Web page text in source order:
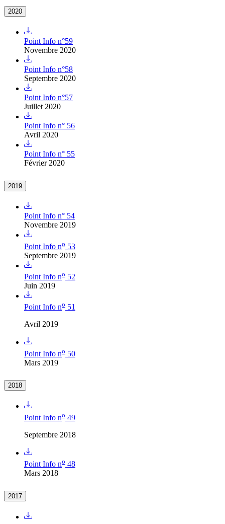
2020
Point Info n°59
Novembre 2020
Point Info n°58
Septembre 2020
Point Info n°57
Juillet 2020
Point Info n° 56
Avril 2020
Point Info n° 55
Février 2020
2019
Point Info n° 54
Novembre 2019
Point Info no 53
Septembre 2019
Point Info no 52
Juin 2019
Point Info no 51
Avril 2019
Point Info no 50
Mars 2019
2018
Point Info no 49
Septembre 2018
Point Info no 48
Mars 2018
2017